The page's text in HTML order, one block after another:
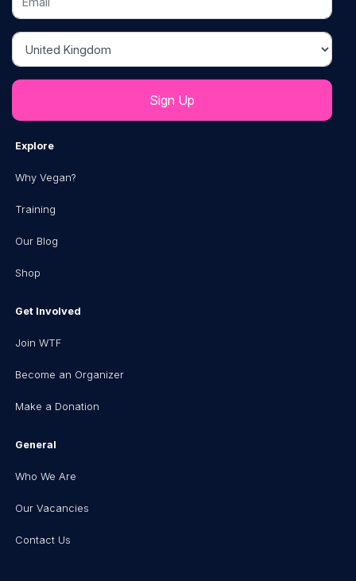
Country
Explore
Why Vegan?
Training
Our Blog
Shop
Get Involved
Join WTF
Become an Organizer
Make a Donation
General
Who We Are
Our Vacancies
Contact Us